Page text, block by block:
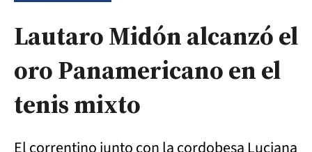
Lautaro Midón alcanzó el
oro Panamericano en el
tenis mixto